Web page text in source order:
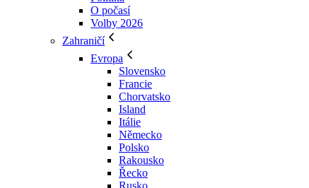
O počasí
Volby 2026
Zahraničí
Evropa
Slovensko
Francie
Chorvatsko
Island
Itálie
Německo
Polsko
Rakousko
Řecko
Rusko